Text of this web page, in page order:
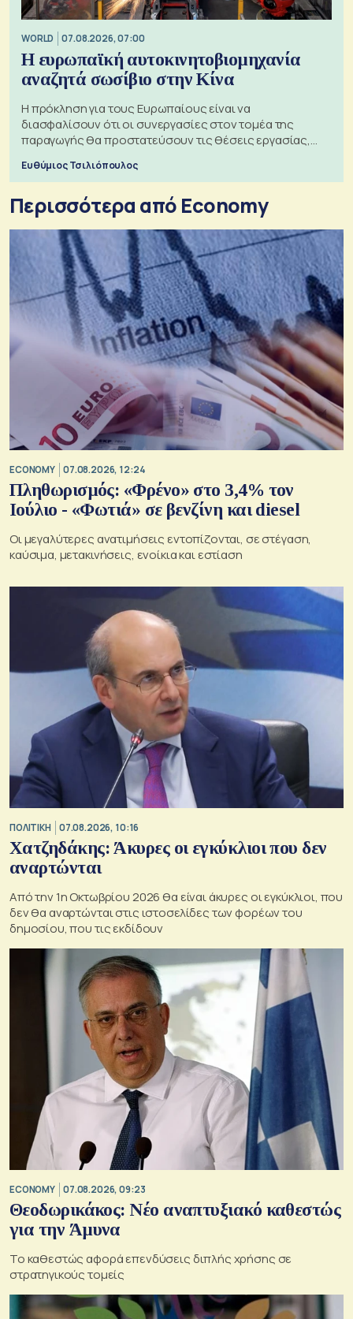
WORLD 07.08.2026, 07:00
Η ευρωπαϊκή αυτοκινητοβιομηχανία
αναζητά σωσίβιο στην Κίνα
Η πρόκληση για τους Ευρωπαίους είναι να
διασφαλίσουν ότι οι συνεργασίες στον τομέα της
παραγωγής θα προστατεύσουν τις θέσεις εργασίας,
Ευθύμιος Τσιλιόπουλος
Περισσότερα από Economy
ECONOMY 07.08.2026, 12:24
Πληθωρισμός: «Φρένο» στο 3,4% τον
Ιούλιο - «Φωτιά» σε βενζίνη και diesel
Οι μεγαλύτερες ανατιμήσεις εντοπίζονται, σε στέγαση,
καύσιμα, μετακινήσεις, ενοίκια και εστίαση
ΠΟΛΙΤΙΚΗ 07.08.2026, 10:16
Χατζηδάκης: Άκυρες οι εγκύκλιοι που δεν
αναρτώνται
Από την 1η Οκτωβρίου 2026 θα είναι άκυρες οι εγκύκλιοι, που
δεν θα αναρτώνται στις ιστοσελίδες των φορέων του
δημοσίου, που τις εκδίδουν
ECONOMY 07.08.2026, 09:23
Θεοδωρικάκος: Νέο αναπτυξιακό καθεστώς
για την Άμυνα
Το καθεστώς αφορά επενδύσεις διπλής χρήσης σε
στρατηγικούς τομείς